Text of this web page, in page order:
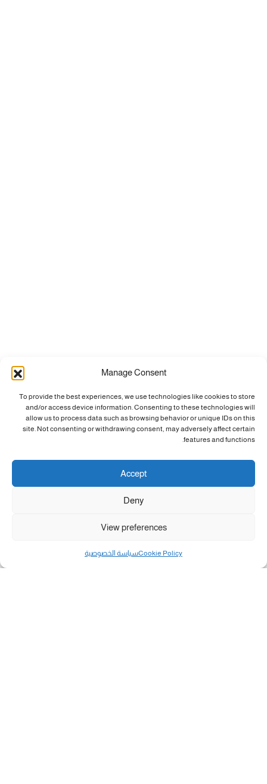
Manage Consent
To provide the best experiences, we use technologies like cookies to store
and/or access device information. Consenting to these technologies will
allow us to process data such as browsing behavior or unique IDs on this
site. Not consenting or withdrawing consent, may adversely affect certain
features and functions.
Accept
Deny
View preferences
Cookie Policyسياسة الخصوصية مال و أعمال